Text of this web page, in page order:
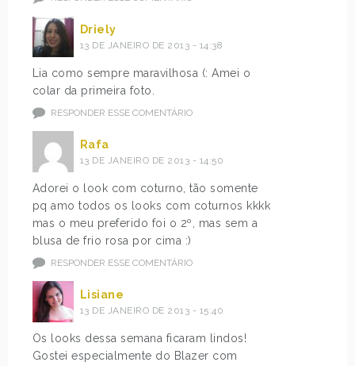
Driely
13 DE JANEIRO DE 2013 - 14:38
Lia como sempre maravilhosa (: Amei o
colar da primeira foto.
RESPONDER ESSE COMENTÁRIO
Rafa
13 DE JANEIRO DE 2013 - 14:50
Adorei o look com coturno, tão somente
pq amo todos os looks com coturnos kkkk
mas o meu preferido foi o 2º, mas sem a
blusa de frio rosa por cima :)
RESPONDER ESSE COMENTÁRIO
Lisiane
13 DE JANEIRO DE 2013 - 15:40
Os looks dessa semana ficaram lindos!
Gostei especialmente do Blazer com